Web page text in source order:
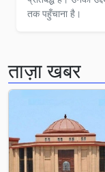
तक पहुँचाना है।
ताज़ा खबर